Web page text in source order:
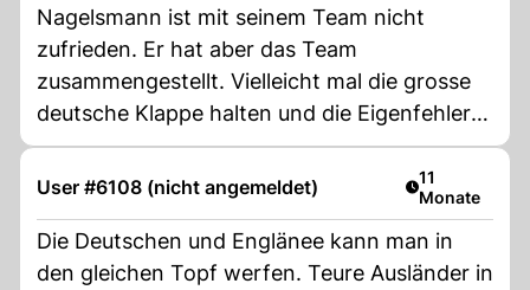
Nagelsmann ist mit seinem Team nicht
zufrieden. Er hat aber das Team
zusammengestellt. Vielleicht mal die grosse
deutsche Klappe halten und die Eigenfehler
zugestehen. Einsicht hat noch keinem
geschadet. Würde es auch Nagelsmann
User #6108 (nicht angemeldet) Artikel
11
Monate
Die Deutschen und Englänee kann man in
den gleichen Topf werfen. Teure Ausländer in